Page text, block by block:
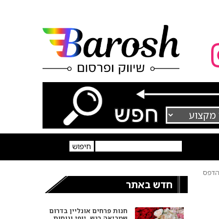
הדפס
חדש באתר
חנות פרחים אונליין בדרום